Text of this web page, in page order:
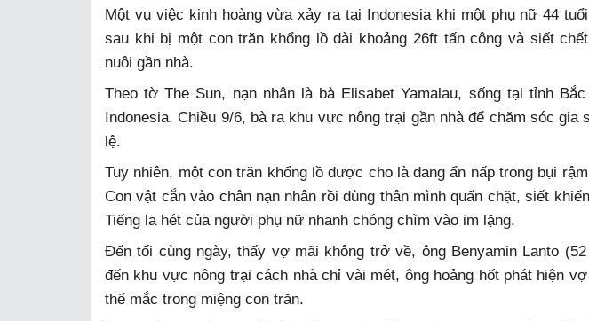
Một vụ việc kinh hoàng vừa xảy ra tại Indonesia khi một phụ nữ 44
sau khi bị một con trăn khổng lồ dài khoảng 26ft tấn công và siết
nuôi gần nhà.
Theo tờ The Sun, nạn nhân là bà Elisabet Yamalau, sống tại tỉnh
Indonesia. Chiều 9/6, bà ra khu vực nông trại gần nhà để chăm sóc
lệ.
Tuy nhiên, một con trăn khổng lồ được cho là đang ẩn nấp trong bụi
Con vật cắn vào chân nạn nhân rồi dùng thân mình quấn chặt, siết
Tiếng la hét của người phụ nữ nhanh chóng chìm vào im lặng.
Đến tối cùng ngày, thấy vợ mãi không trở về, ông Benyamin Lanto
đến khu vực nông trại cách nhà chỉ vài mét, ông hoảng hốt phát hiện
thể mắc trong miệng con trăn.